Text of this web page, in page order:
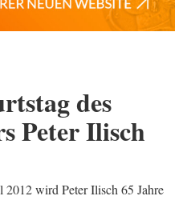
des
Peter Ilisch
wird Peter Ilisch 65 Jahre